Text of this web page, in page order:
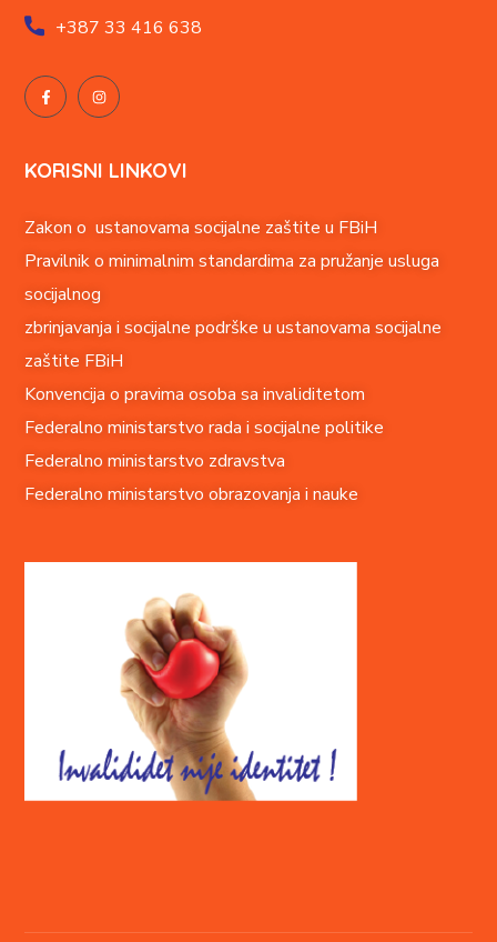
+38733 416 638
KORISNI LINKOVI
Zakon o ustanovama socijalne zaštite u FBiH
Pravilnik o minimalnim standardima za pružanje usluga
socijalnog
zbrinjavanja i socijalne podrške u ustanovama socijalne
zaštite FBiH
Konvencija o pravima osoba sa invaliditetom
Federalno ministarstvo rada i socijalne politike
Federalno ministarstvo zdravstva
Federalno ministarstvo obrazovanja i nauke